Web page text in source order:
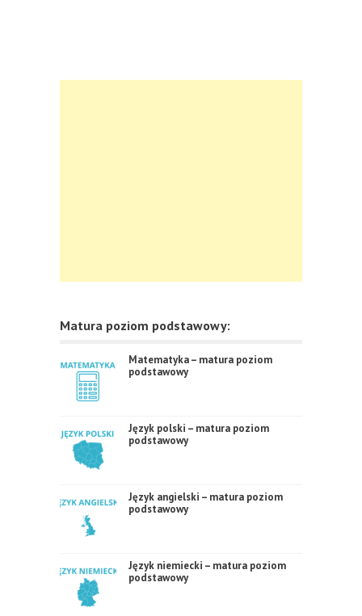
Matura poziom podstawowy:
Matematyka – matura poziom
podstawowy
Język polski – matura poziom
podstawowy
Język angielski – matura poziom
podstawowy
Język niemiecki – matura poziom
podstawowy